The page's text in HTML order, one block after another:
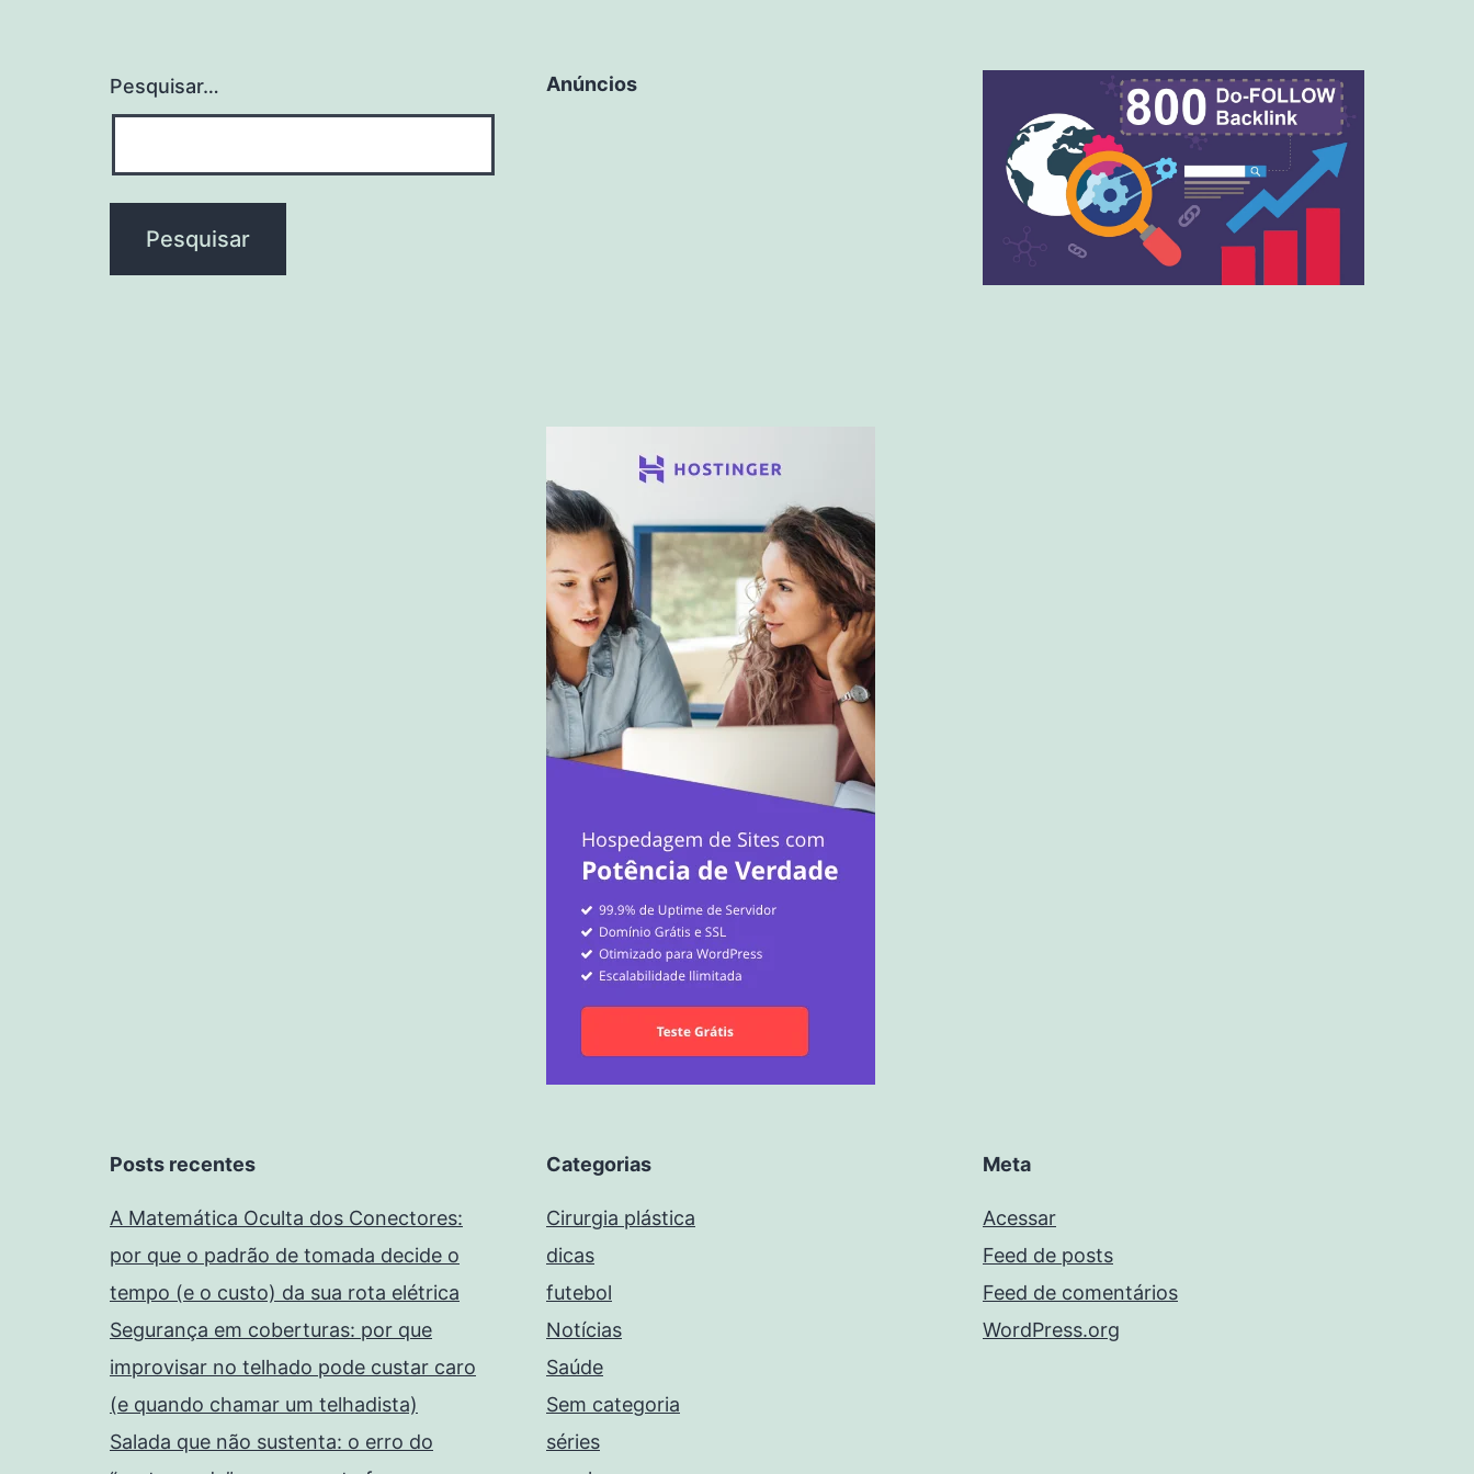
Pesquisar… Anúncios
Posts recentes
A Matemática Oculta dos Conectores:
por que o padrão de tomada decide o
tempo (e o custo) da sua rota elétrica
Segurança em coberturas: por que
improvisar no telhado pode custar caro
(e quando chamar um telhadista)
Salada que não sustenta: o erro do
Categorias
Cirurgia plástica
dicas
futebol
Notícias
Saúde
Sem categoria
séries
Meta
Acessar
Feed de posts
Feed de comentários
WordPress.org